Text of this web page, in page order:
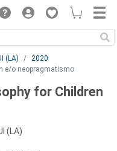
(LA)
2020
e/o neopragmatismo
for Children
(LA)